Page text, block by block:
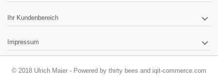
Ihr Kundenbereich
Impressum
© 2018 Ulrich Maier - Powered by thirty bees and iqit-commerce.com